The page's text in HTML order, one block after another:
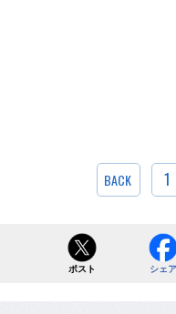
BACK 1
ポスト シェア